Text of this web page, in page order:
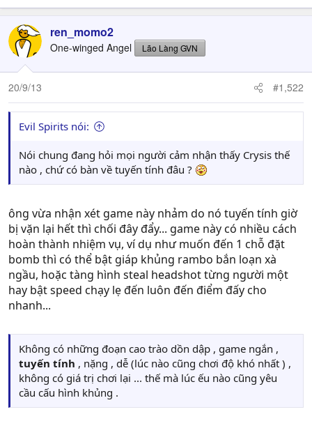
ren_momo2
One-winged Angel Lão Làng GVN
20/9/13 #1,522
Evil Spirits nói:
Nói chung đang hỏi mọi người cảm nhận thấy Crysis thế
nào , chứ có bàn về tuyến tính đâu ?
ông vừa nhận xét game này nhảm do nó tuyến tính giờ
bị vặn lại hết thì chối đây đẩy... game này có nhiều cách
hoàn thành nhiệm vụ, ví dụ như muốn đến 1 chỗ đặt
bomb thì có thể bật giáp khủng rambo bắn loạn xà
ngầu, hoặc tàng hình steal headshot từng người một
hay bật speed chạy lẹ đến luôn đến điểm đấy cho
nhanh...
Không có những đoạn cao trào dồn dập , game ngắn ,
tuyến tính , nặng , dễ (lúc nào cũng chơi độ khó nhất ) ,
không có giá trị chơi lại ... thế mà lúc ếu nào cũng yêu
cầu cấu hình khủng .